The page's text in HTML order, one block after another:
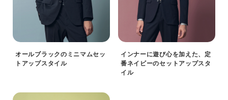
オールブラックのミニマムセッ
トアップスタイル
インナーに遊び心を加えた、定
番ネイビーのセットアップスタ
イル